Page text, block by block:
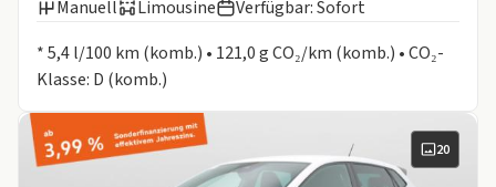
Manuell
Limousine
Verfügbar: Sofort
* 5,4 l/100 km (komb.) • 121,0 g CO₂/km (komb.) • CO₂-
Klasse: D (komb.)
20